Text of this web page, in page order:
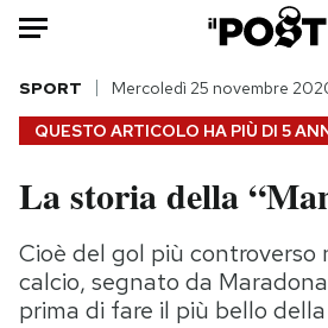
Auto
HOME
Italia
Politica
Tecnologia
QUESTO ARTICOLO HA PIÙ DI 5
SPORT Mercoledì 25 novembre
La storia della
Cioè del gol più controverso
calcio, segnato da
prima di fare il più bello